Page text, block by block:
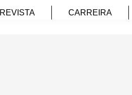
REVISTA CARREIRA